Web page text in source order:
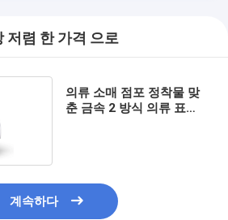
저렴 한 가격 으로
의류 소매 점포 정착물 맞
춘 금속 2 방식 의류 표시
계속하다